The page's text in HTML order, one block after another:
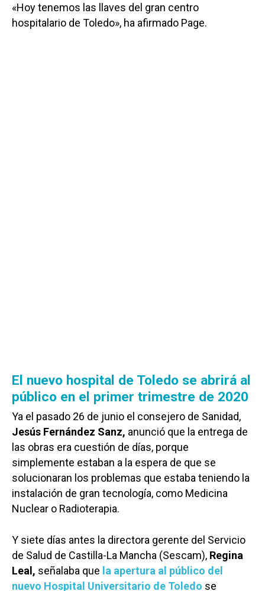
«Hoy tenemos las llaves del gran centro
hospitalario de Toledo», ha afirmado Page.
El nuevo hospital de Toledo se abrirá al
público en el primer trimestre de 2020
Ya el pasado 26 de junio el consejero de Sanidad,
Jesús Fernández Sanz, anunció que la entrega de
las obras era cuestión de días, porque
simplemente estaban a la espera de que se
solucionaran los problemas que estaba teniendo la
instalación de gran tecnología, como Medicina
Nuclear o Radioterapia.
Y siete días antes la directora gerente del Servicio
de Salud de Castilla-La Mancha (Sescam), Regina
Leal, señalaba que la apertura al público del
nuevo Hospital Universitario de Toledo se